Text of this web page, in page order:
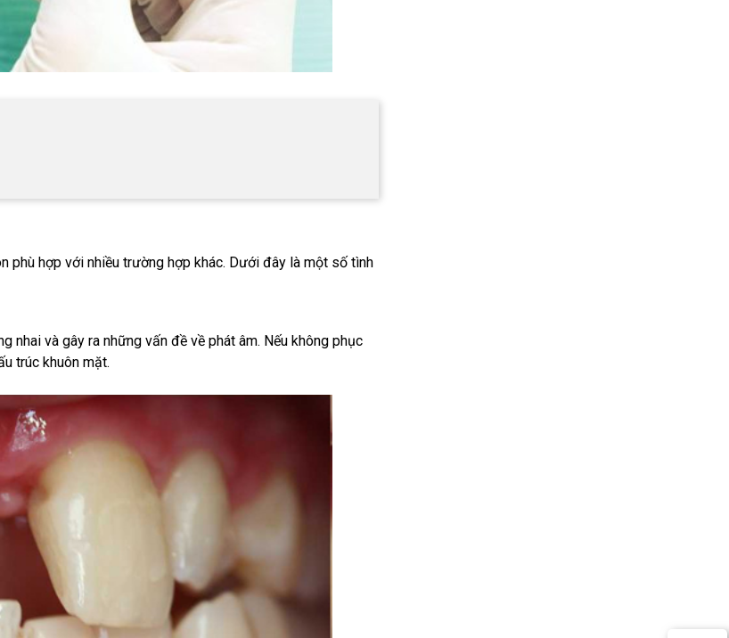
phù hợp với nhiều trường hợp khác. Dưới đây là một số tình
nhai và gây ra những vấn đề về phát âm. Nếu không phục
trúc khuôn mặt.